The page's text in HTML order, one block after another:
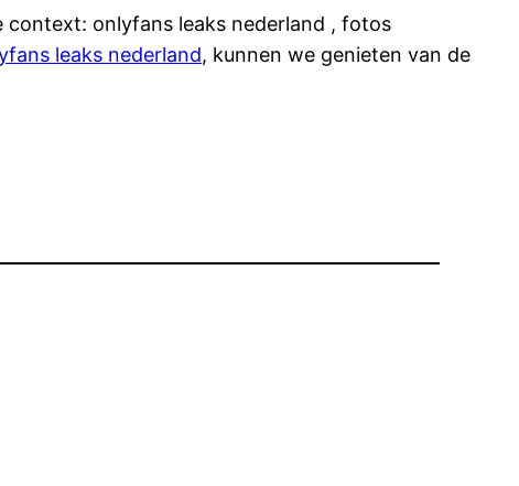
context: onlyfans leaks nederland , fotos
leaks nederland, kunnen we genieten van de